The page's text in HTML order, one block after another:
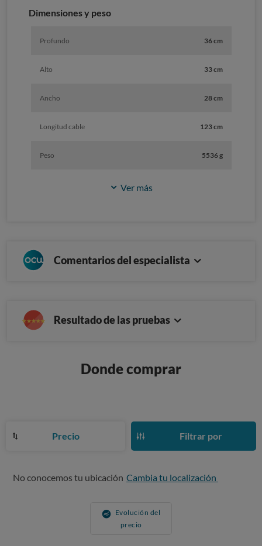
Dimensiones y peso
Profundo 36 cm
Alto 33 cm
Ancho 28 cm
Longitud cable 123 cm
Peso 5536 g
Ver más
Comentarios del especialista
Resultado de las pruebas
Donde comprar
Precio Filtrar por
No conocemos tu ubicación Cambia tu localización
Evolución del
precio